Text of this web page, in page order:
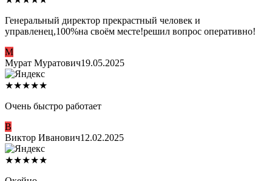
Генеральный директор прекрастный человек и
управленец,100%на своём месте!решил вопрос оперативно!
М
Мурат Муратович19.05.2025
★★★★★
Очень быстро работает
В
Виктор Иванович12.02.2025
★★★★★